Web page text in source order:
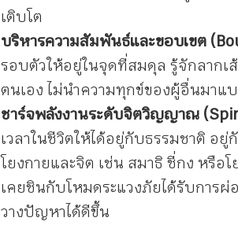
เติบโต
บริหารความสัมพันธ์และขอบเขต
รอบตัวให้อยู่ในจุดที่สมดุล รู้จักลาก
ตนเอง ไม่นำความทุกข์ของผู้อื่นมาแ
ชาร์จพลังงานระดับจิตวิญญาณ
เวลาในชีวิตให้ได้อยู่กับธรรมชาติ อ
โยงกายและจิต เช่น สมาธิ ชี่กง หรือ
เคยชินกับโหมดระแวงภัยได้รับการ
วางปัญหาได้ดีขึ้น